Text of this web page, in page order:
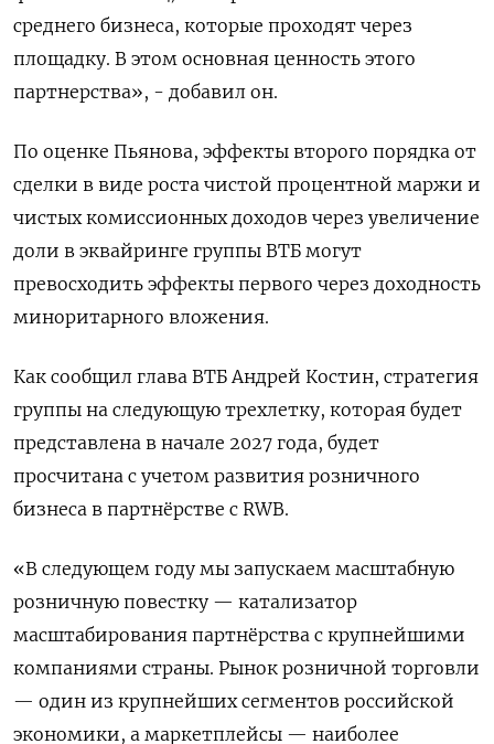
среднего бизнеса, которые проходят через
площадку. В этом основная ценность этого
партнерства», - добавил он.
По оценке Пьянова, эффекты второго порядка от
сделки в виде роста чистой процентной маржи и
чистых комиссионных доходов через увеличение
доли в эквайринге группы ВТБ могут
превосходить эффекты первого через доходность
миноритарного вложения.
Как сообщил глава ВТБ Андрей Костин, стратегия
группы на следующую трехлетку, которая будет
представлена в начале 2027 года, будет
просчитана с учетом развития розничного ​
бизнеса в партнёрстве с RWB.
«В следующем году мы ⁠запускаем масштабную
розничную повестку — катализатор
масштабирования партнёрства с крупнейшими
компаниями страны. Рынок розничной торговли
— один из крупнейших сегментов российской
экономики, а маркетплейсы — наиболее